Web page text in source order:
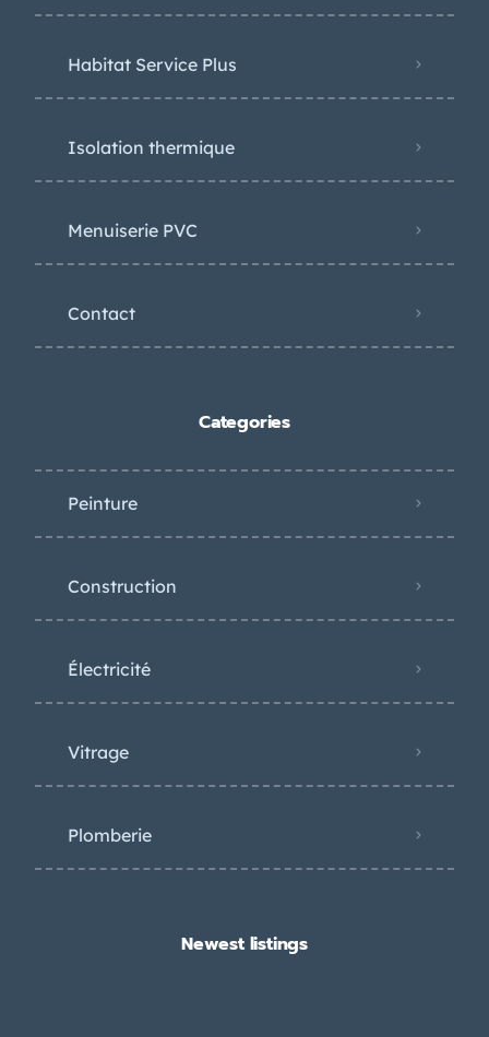
Habitat Service Plus
Isolation thermique
Menuiserie PVC
Contact
Categories
Peinture
Construction
Électricité
Vitrage
Plomberie
Newest listings​